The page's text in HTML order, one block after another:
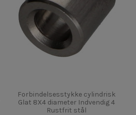
Forbindelsesstykke cylindrisk
Glat 8X4 diameter Indvendig 4
Rustfrit stål